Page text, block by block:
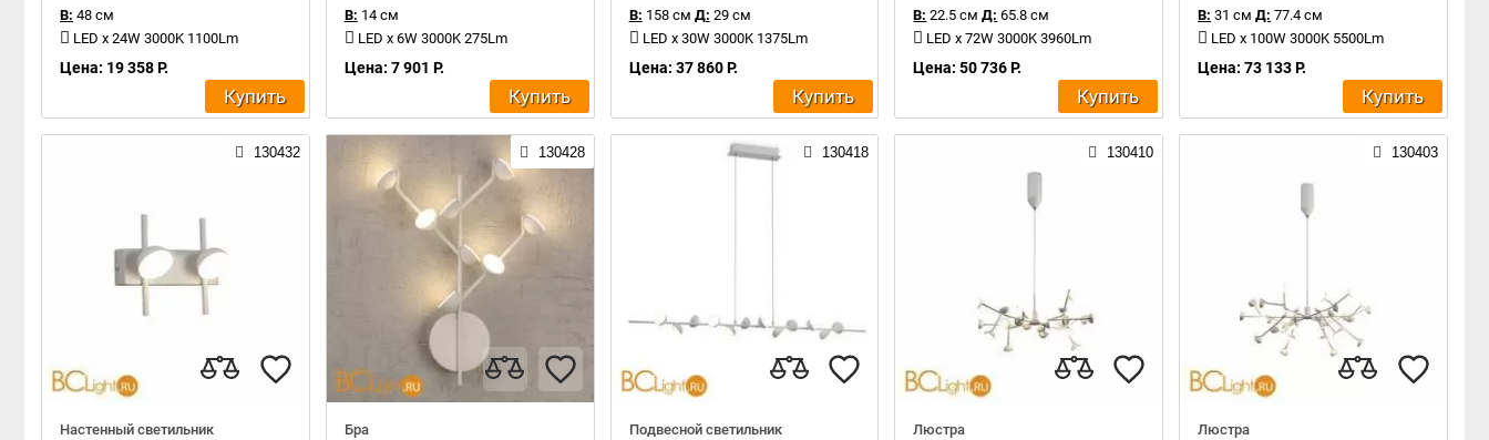
В: 48 см
LED x 24W 3000K 1100Lm
Цена: 19 358 Р.
Купить
В: 14 см
LED x 6W 3000K 275Lm
Цена: 7 901 Р.
Купить
В: 158 см Д: 29 см
LED x 30W 3000K 1375Lm
Цена: 37 860 Р.
Купить
В: 22.5 см Д: 65.8 см
LED x 72W 3000K 3960Lm
Цена: 50 736 Р.
Купить
В: 31 см Д: 77.4 см
LED x 100W 3000K 5500Lm
Цена: 73 133 Р.
Купить
130432
Настенный светильник
130428
Бра
130418
Подвесной светильник
130410
Люстра
130403
Люстра